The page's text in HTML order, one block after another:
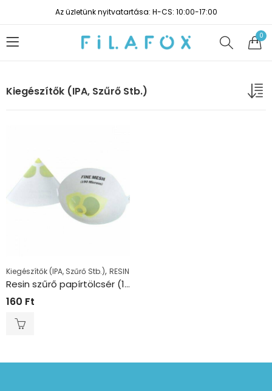
Az üzletünk nyitvatartása: H-CS: 10:00-17:00
0
Kiegészítők (IPA, Szűrő Stb.)
Kiegészítők (IPA, Szűrő Stb.), RESIN
Resin szűrő papírtölcsér (1db)
160 Ft